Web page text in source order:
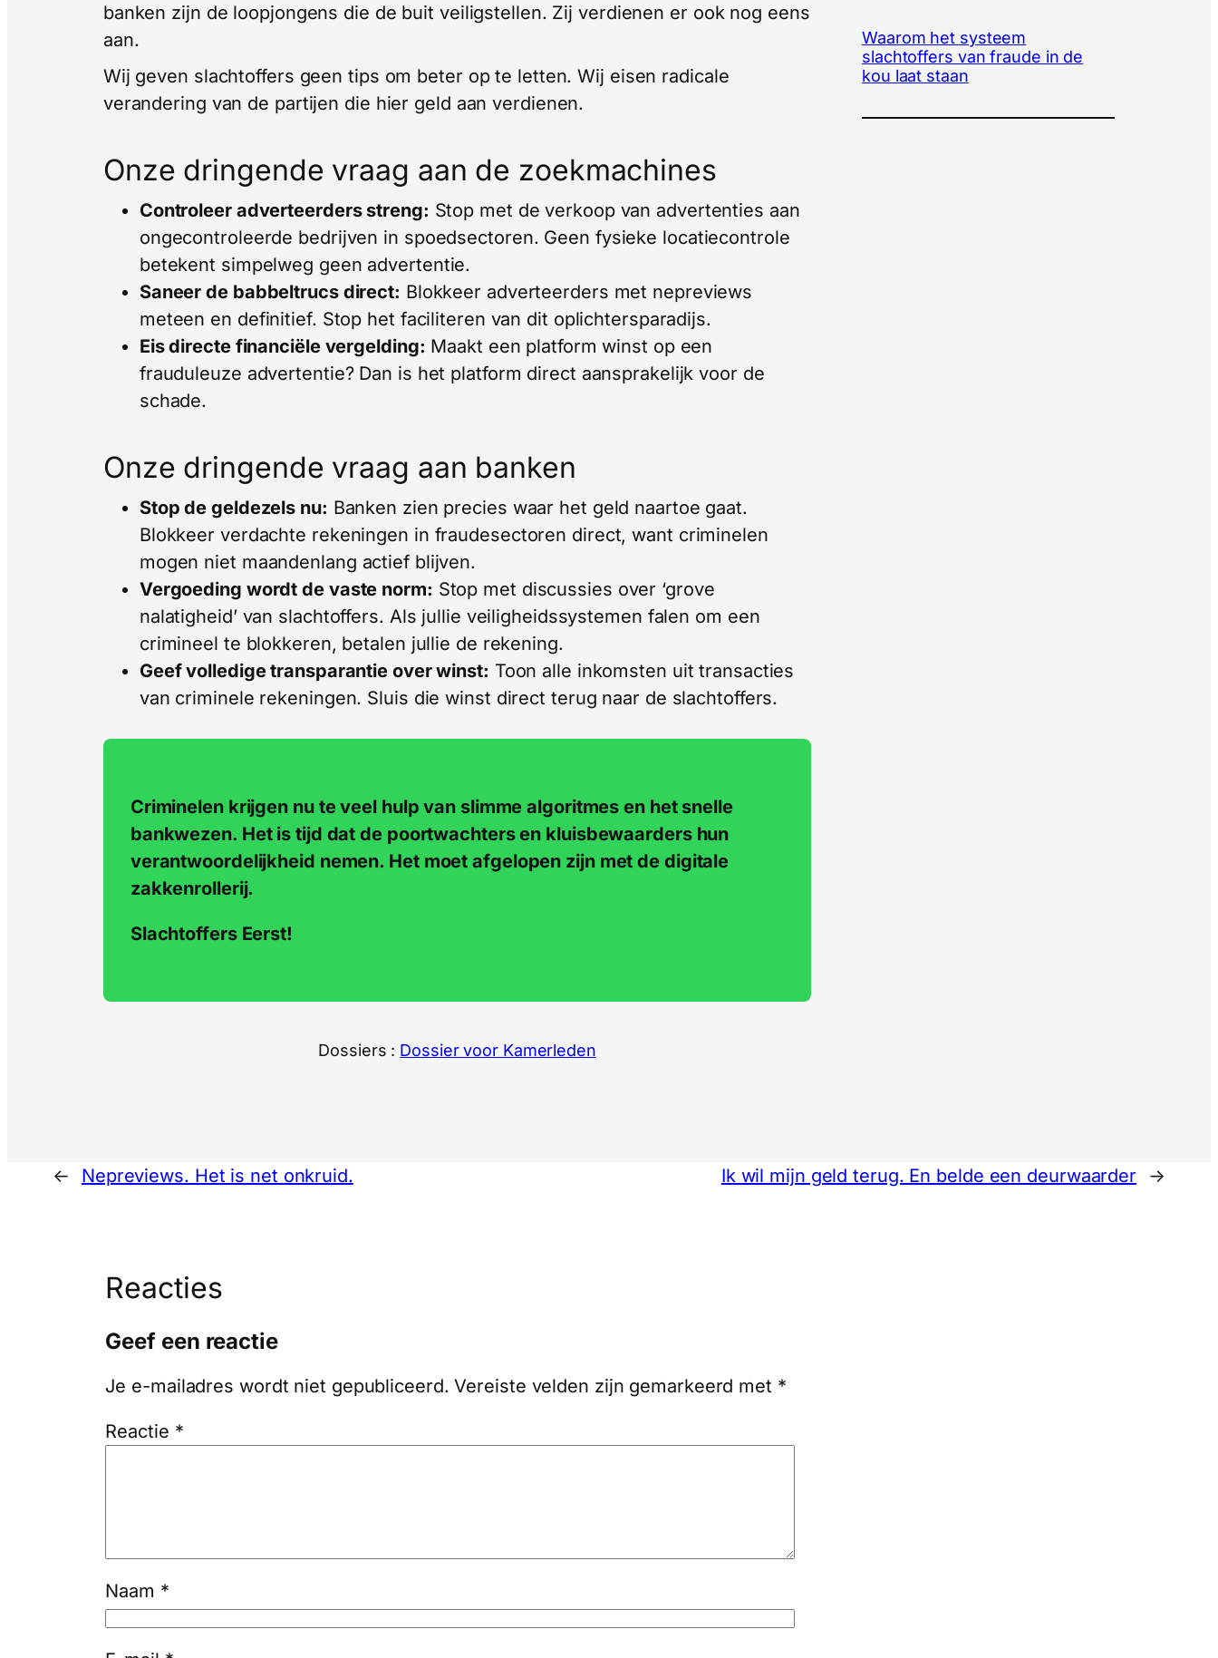
banken zijn de loopjongens die de buit veiligstellen. Zij verdienen er ook nog eens
aan.
Wij geven slachtoffers geen tips om beter op te letten. Wij eisen radicale
verandering van de partijen die hier geld aan verdienen.
Onze dringende vraag aan de zoekmachines
Controleer adverteerders streng: Stop met de verkoop van advertenties aan
ongecontroleerde bedrijven in spoedsectoren. Geen fysieke locatiecontrole
betekent simpelweg geen advertentie.
Saneer de babbeltrucs direct: Blokkeer adverteerders met nepreviews
meteen en definitief. Stop het faciliteren van dit oplichtersparadijs.
Eis directe financiële vergelding: Maakt een platform winst op een
frauduleuze advertentie? Dan is het platform direct aansprakelijk voor de
schade.
Onze dringende vraag aan banken
Stop de geldezels nu: Banken zien precies waar het geld naartoe gaat.
Blokkeer verdachte rekeningen in fraudesectoren direct, want criminelen
mogen niet maandenlang actief blijven.
Vergoeding wordt de vaste norm: Stop met discussies over ‘grove
nalatigheid’ van slachtoffers. Als jullie veiligheidssystemen falen om een
crimineel te blokkeren, betalen jullie de rekening.
Geef volledige transparantie over winst: Toon alle inkomsten uit transacties
van criminele rekeningen. Sluis die winst direct terug naar de slachtoffers.
Criminelen krijgen nu te veel hulp van slimme algoritmes en het snelle
bankwezen. Het is tijd dat de poortwachters en kluisbewaarders hun
verantwoordelijkheid nemen. Het moet afgelopen zijn met de digitale
zakkenrollerij.
Slachtoffers Eerst!
Dossiers : Dossier voor Kamerleden
Waarom het systeem
slachtoffers van fraude in de
kou laat staan
← Nepreviews. Het is net onkruid. Ik wil mijn geld terug. En belde een deurwaarder →
Reacties
Geef een reactie
Je e-mailadres wordt niet gepubliceerd. Vereiste velden zijn gemarkeerd met *
Reactie *
Naam *